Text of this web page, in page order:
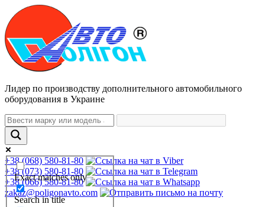
Лидер по производству дополнительного автомобильного
оборудования в Украине
Exact matches only
Search in title
+38 (068) 580-81-80
+38 (073) 580-81-80
+38 (066) 580-81-80
zakaz@poligonavto.com